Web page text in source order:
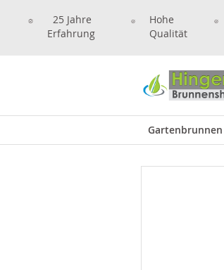
25 Jahre
Erfahrung
Hohe
Qualität
Gartenbrunnen